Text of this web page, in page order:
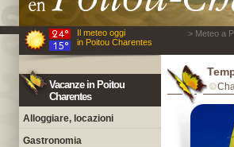
Il meteo oggi
in Poitou Charentes
> Meteo a
Vacanze in Poitou
Charentes
Alloggiare, locazioni
Gastronomia